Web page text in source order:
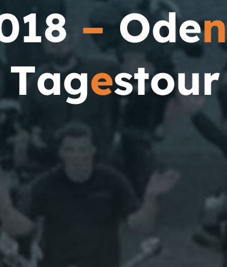
18 – Oden
Tagestour